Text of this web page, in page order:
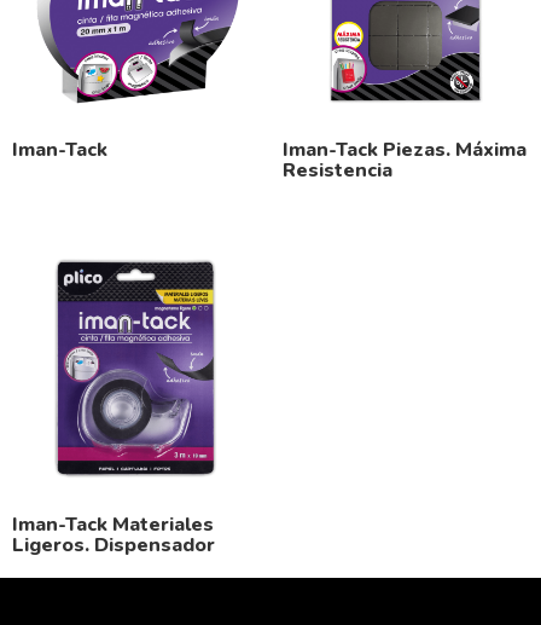
Iman-Tack Iman-Tack Piezas. Máxima
Resistencia
Iman-Tack Materiales
Ligeros. Dispensador